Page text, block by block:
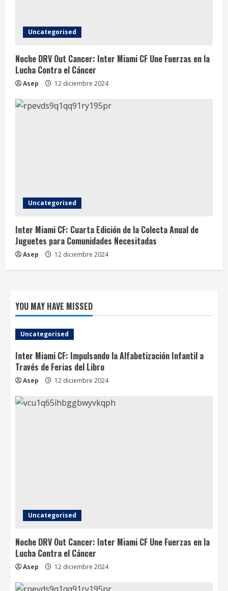
Uncategorised
Noche DRV Out Cancer: Inter Miami CF Une Fuerzas en la
Lucha Contra el Cáncer
Asep 12 diciembre 2024
Uncategorised
Inter Miami CF: Cuarta Edición de la Colecta Anual de
Juguetes para Comunidades Necesitadas
Asep 12 diciembre 2024
YOU MAY HAVE MISSED
Uncategorised
Inter Miami CF: Impulsando la Alfabetización Infantil a
Través de Ferias del Libro
Asep 12 diciembre 2024
Uncategorised
Noche DRV Out Cancer: Inter Miami CF Une Fuerzas en la
Lucha Contra el Cáncer
Asep 12 diciembre 2024